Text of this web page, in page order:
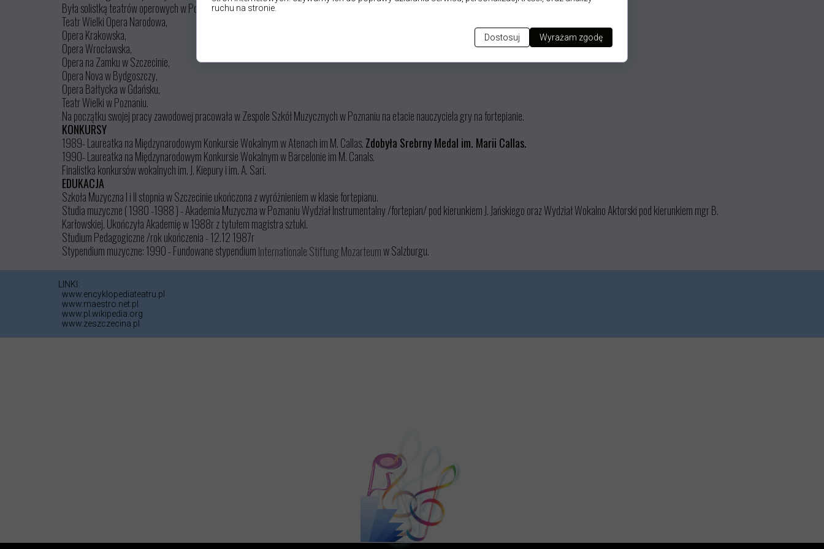
Była solistką teatrów operowych w Polsce:
Teatr Wielki Opera Narodowa,
Opera Krakowska,
Opera Wrocławska,
Opera na Zamku w Szczecinie,
Opera Nova w Bydgoszczy,
Opera Bałtycka w Gdańsku,
Teatr Wielki w Poznaniu.
Na początku swojej pracy zawodowej pracowała w Zespole Szkół Muzycznych w Poznaniu na etacie nauczyciela gry na fortepianie.
KONKURSY
1989- Laureatka na Międzynarodowym Konkursie Wokalnym w Atenach im M. Callas.Zdobyła Srebrny Medal im. Marii Callas.
1990- Laureatka na Międzynarodowym Konkursie Wokalnym w Barcelonie im M. Canals.
Finalistka konkursów wokalnych im. J. Kiepury i im. A. Sari.
EDUKACJA
Szkoła Muzyczna I i II stopnia w Szczecinie ukończona z wyróżnieniem w klasie fortepianu.
Studia muzyczne ( 1980 -1988 ) - Akademia Muzyczna w Poznaniu Wydział Instrumentalny /fortepian/ pod kierunkiem J. Jańskiego oraz Wydział Wokalno Aktorski pod kierunkiem mgr B.
Karłowskiej. Ukończyła Akademię w 1988r z tytułem magistra sztuki.
Studium Pedagogiczne /rok ukończenia - 12.12 1987r
Stypendium muzyczne: 1990 - Fundowane stypendiumInternationale Stiftung Mozarteumw Salzburgu.
LINKI:
www.encyklopediateatru.pl
www.maestro.net.pl
www.pl.wikipedia.org
www.zeszczecina.pl
ruchu na stronie.
Dostosuj Wyrażam zgodę